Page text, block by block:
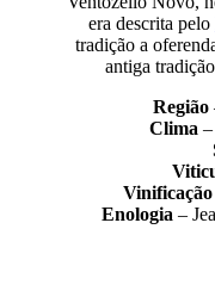
era descrita pelo
tradição a
antiga
Região
Clima
Vinificação
Enologia –